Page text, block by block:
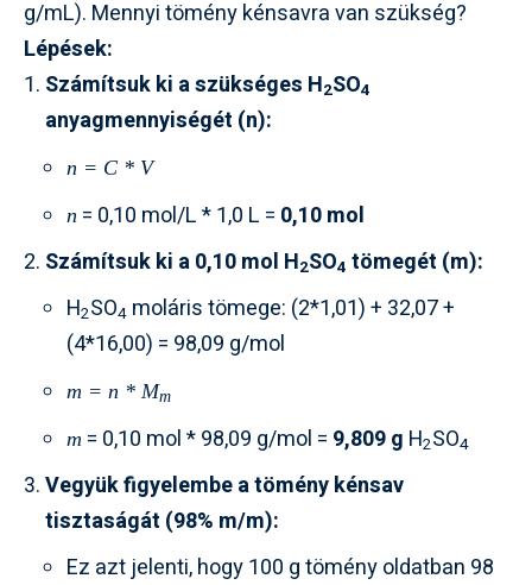
g/mL). Mennyi tömény kénsavra van szükség?
Lépések:
Számítsuk ki a szükséges H2SO4
anyagmennyiségét (n):
n = C * V
n = 0,10 mol/L * 1,0 L = 0,10 mol
Számítsuk ki a 0,10 mol H2SO4 tömegét (m):
H2SO4 moláris tömege: (2*1,01) + 32,07 +
(4*16,00) = 98,09 g/mol
m = n * Mm
m = 0,10 mol * 98,09 g/mol = 9,809 g H2SO4
Vegyük figyelembe a tömény kénsav
tisztaságát (98% m/m):
Ez azt jelenti, hogy 100 g tömény oldatban 98